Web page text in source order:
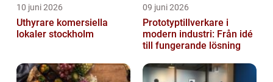
10 juni 2026
Uthyrare komersiella
lokaler stockholm
09 juni 2026
Prototyptillverkare i
modern industri: Från idé
till fungerande lösning